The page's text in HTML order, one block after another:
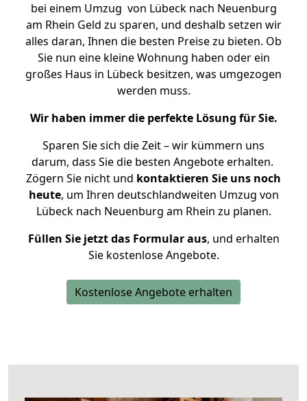
bei einem Umzug von Lübeck nach Neuenburg
am Rhein Geld zu sparen, und deshalb setzen wir
alles daran, Ihnen die besten Preise zu bieten. Ob
Sie nun eine kleine Wohnung haben oder ein
großes Haus in Lübeck besitzen, was umgezogen
werden muss.
Wir haben immer die perfekte Lösung für Sie.
Sparen Sie sich die Zeit – wir kümmern uns
darum, dass Sie die besten Angebote erhalten.
Zögern Sie nicht und kontaktieren Sie uns noch
heute, um Ihren deutschlandweiten Umzug von
Lübeck nach Neuenburg am Rhein zu planen.
Füllen Sie jetzt das Formular aus, und erhalten
Sie kostenlose Angebote.
Kostenlose Angebote erhalten